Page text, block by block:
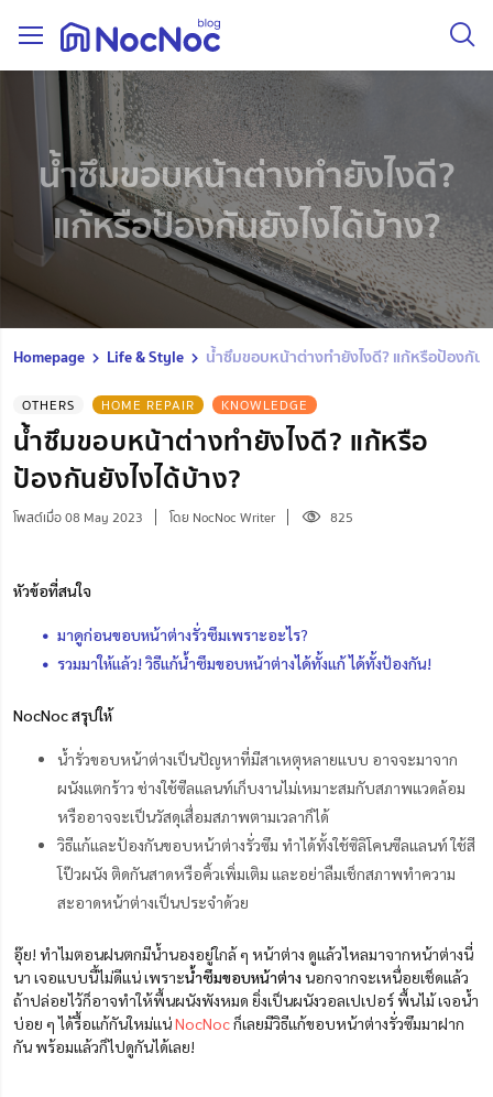
น้ำซึมขอบหน้าต่างทำยังไงดี?
แก้หรือป้องกันยังไงได้บ้าง?
Homepage Life & Style น้ำซึมขอบหน้าต่างทำยังไงดี? แก้หรือป้องกันยั
OTHERS HOME REPAIR KNOWLEDGE
น้ำซึมขอบหน้าต่างทำยังไงดี? แก้หรือ
ป้องกันยังไงได้บ้าง?
โพสต์เมื่อ 08 May 2023 โดย NocNoc Writer 825
หัวข้อที่สนใจ
มาดูก่อนขอบหน้าต่างรั่วซึมเพราะอะไร?
รวมมาให้แล้ว! วิธีแก้น้ำซึมขอบหน้าต่างได้ทั้งแก้ ได้ทั้งป้องกัน!
NocNoc สรุปให้
น้ำรั่วขอบหน้าต่างเป็นปัญหาที่มีสาเหตุหลายแบบ อาจจะมาจาก
ผนังแตกร้าว ช่างใช้ซีลแลนท์เก็บงานไม่เหมาะสมกับสภาพแวดล้อม
หรืออาจจะเป็นวัสดุเสื่อมสภาพตามเวลาก็ได้
วิธีแก้และป้องกันขอบหน้าต่างรั่วซึม ทำได้ทั้งใช้ซิลิโคนซีลแลนท์ ใช้สี
โป๊วผนัง ติดกันสาดหรือคิ้วเพิ่มเติม และอย่าลืมเช็กสภาพทำความ
สะอาดหน้าต่างเป็นประจำด้วย
อุ๊ย! ทำไมตอนฝนตกมีน้ำนองอยู่ใกล้ ๆ หน้าต่าง ดูแล้วไหลมาจากหน้าต่างนี่
นา เจอแบบนี้ไม่ดีแน่ เพราะน้ำซึมขอบหน้าต่าง นอกจากจะเหนื่อยเช็ดแล้ว
ถ้าปล่อยไว้ก็อาจทำให้พื้นผนังพังหมด ยิ่งเป็นผนังวอลเปเปอร์ พื้นไม้ เจอน้ำ
บ่อย ๆ ได้รื้อแก้กันใหม่แน่NocNocก็เลยมีวิธีแก้ขอบหน้าต่างรั่วซึมมาฝาก
กัน พร้อมแล้วก็ไปดูกันได้เลย!